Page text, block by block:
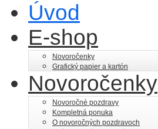
Úvod
E-shop
Novoročenky
Grafický papier a kartón
Novoročenky
Novoročné pozdravy
Kompletná ponuka
O novoročných pozdravoch